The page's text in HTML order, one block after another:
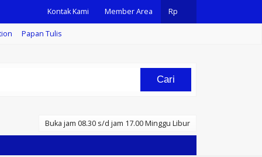
Kontak Kami Member Area Rp
Papan Tulis
Cari
Buka jam 08.30 s/d jam 17.00 Minggu Libur